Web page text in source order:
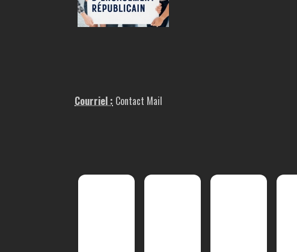
Courriel : Contact Mail